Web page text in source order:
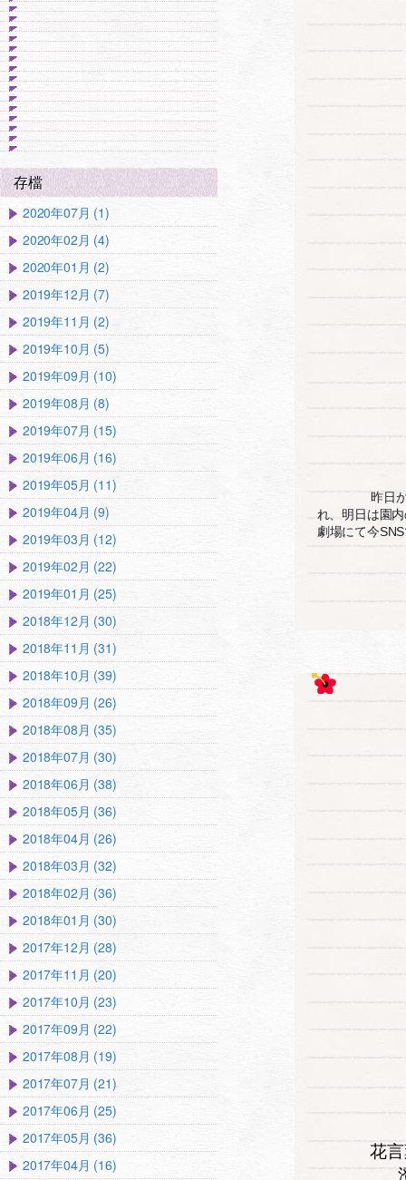
昨日
れ、明日は園
劇場にて今
花
存檔
2020年07月 (1)
2020年02月 (4)
2020年01月 (2)
2019年12月 (7)
2019年11月 (2)
2019年10月 (5)
2019年09月 (10)
2019年08月 (8)
2019年07月 (15)
2019年06月 (16)
2019年05月 (11)
2019年04月 (9)
2019年03月 (12)
2019年02月 (22)
2019年01月 (25)
2018年12月 (30)
2018年11月 (31)
2018年10月 (39)
2018年09月 (26)
2018年08月 (35)
2018年07月 (30)
2018年06月 (38)
2018年05月 (36)
2018年04月 (26)
2018年03月 (32)
2018年02月 (36)
2018年01月 (30)
2017年12月 (28)
2017年11月 (20)
2017年10月 (23)
2017年09月 (22)
2017年08月 (19)
2017年07月 (21)
2017年06月 (25)
2017年05月 (36)
2017年04月 (16)